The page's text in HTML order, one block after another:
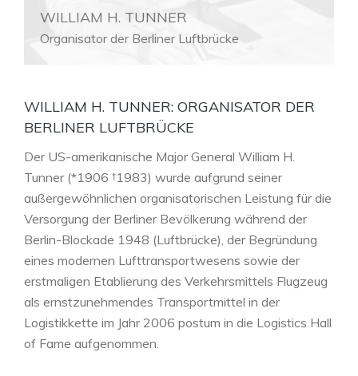
WILLIAM H. TUNNER
Organisator der Berliner Luftbrücke
WILLIAM H. TUNNER: ORGANISATOR DER
BERLINER LUFTBRÜCKE
Der US-amerikanische Major General William H.
Tunner (*1906 †1983) wurde aufgrund seiner
außergewöhnlichen organisatorischen Leistung für die
Versorgung der Berliner Bevölkerung während der
Berlin-Blockade 1948 (Luftbrücke), der Begründung
eines modernen Lufttransportwesens sowie der
erstmaligen Etablierung des Verkehrsmittels Flugzeug
als ernstzunehmendes Transportmittel in der
Logistikkette im Jahr 2006 postum in die Logistics Hall
of Fame aufgenommen.